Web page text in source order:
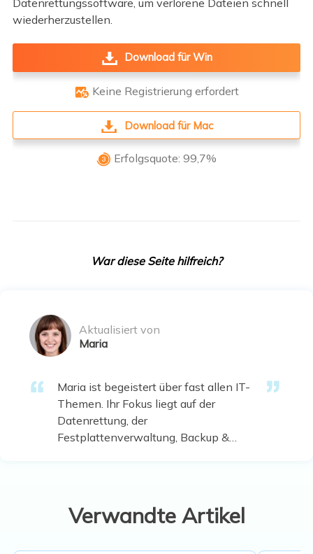
wiederherzustellen.
Download für Win
 Keine Registrierung erfordert
Download für Mac
 Erfolgsquote: 99,7%
War diese Seite hilfreich?
Aktualisiert von
Maria
Maria ist begeistert über fast allen IT-
Themen. Ihr Fokus liegt auf der
Datenrettung, der
Festplattenverwaltung, Backup &
Lösungen. …
Verwandte Artikel